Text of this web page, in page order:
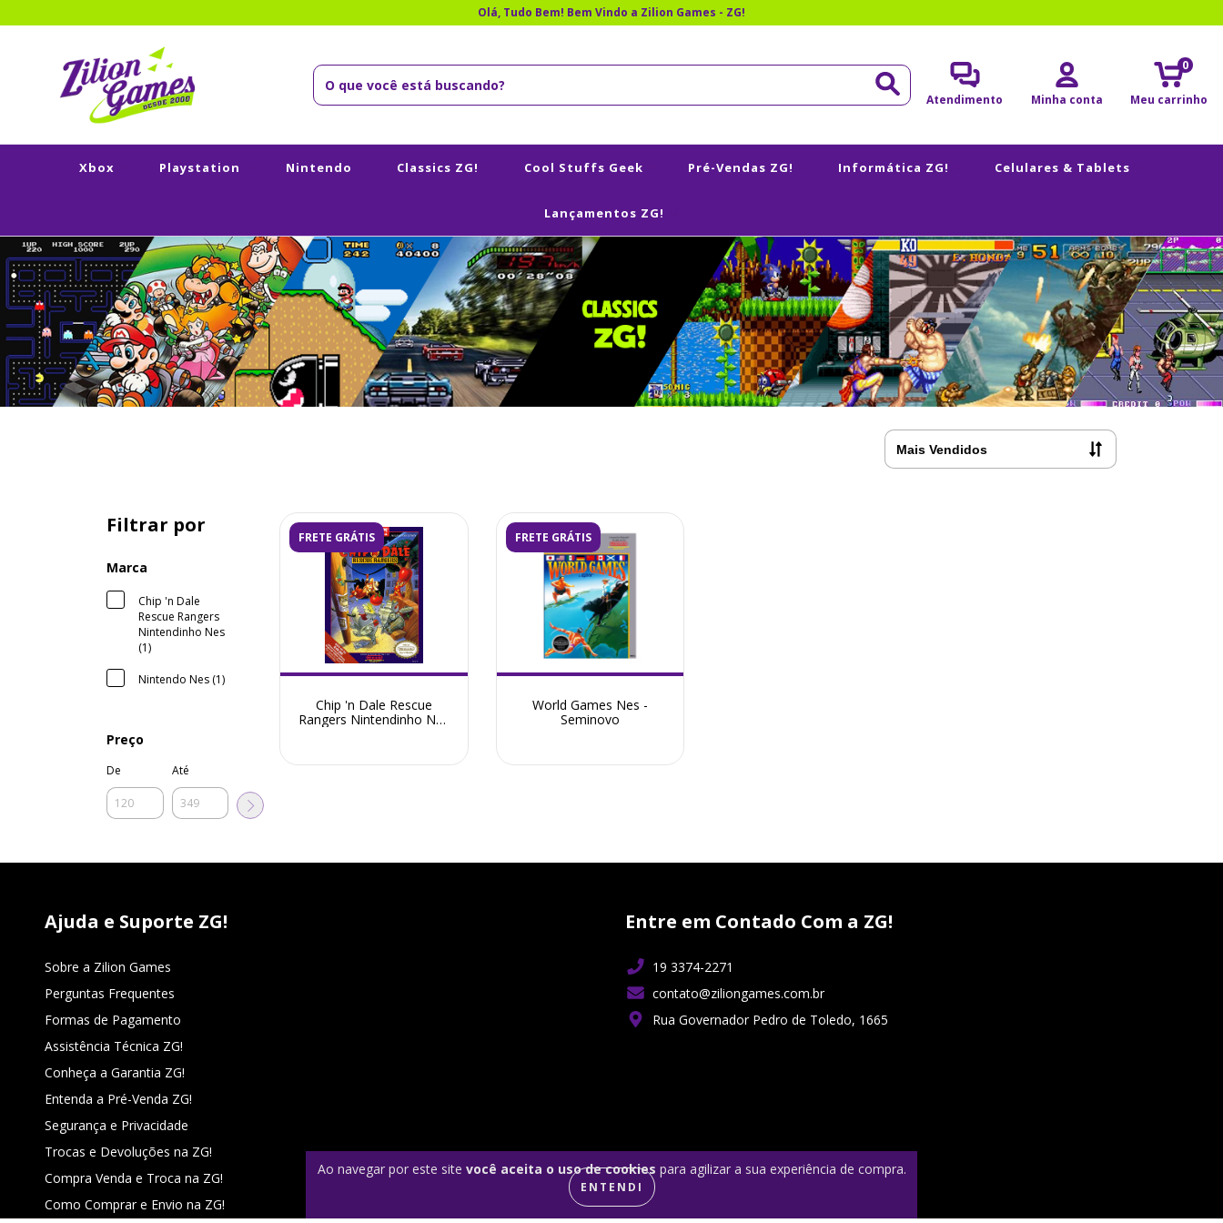
Olá, Tudo Bem! Bem Vindo a Zilion Games - ZG!
Atendimento Minha conta Meu carrinho
0
Xbox Playstation Nintendo Classics ZG! Cool Stuffs Geek Pré-Vendas ZG! Informática ZG! Celulares & Tablets
Lançamentos ZG!
Ao navegar por este site você aceita o uso de cookies para agilizar a sua experiência de compra.
ENTENDI
Filtrar por
Marca
Chip 'n Dale
Rescue Rangers
Nintendinho Nes
(1)
Nintendo Nes (1)
Preço
De Até
FRETE GRÁTIS
Chip 'n Dale Rescue
Rangers Nintendinho Nes
FRETE GRÁTIS
World Games Nes -
Seminovo
Ajuda e Suporte ZG!
Sobre a Zilion Games
Perguntas Frequentes
Formas de Pagamento
Assistência Técnica ZG!
Conheça a Garantia ZG!
Entenda a Pré-Venda ZG!
Segurança e Privacidade
Trocas e Devoluções na ZG!
Compra Venda e Troca na ZG!
Como Comprar e Envio na ZG!
Entre em Contado Com a ZG!
19 3374-2271
contato@ziliongames.com.br
Rua Governador Pedro de Toledo, 1665